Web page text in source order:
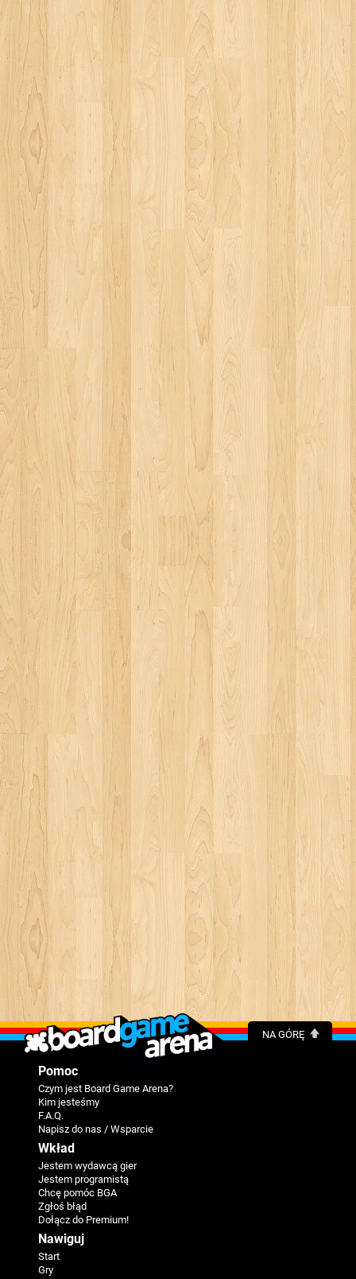
NA GÓRĘ
Pomoc
Czym jest Board Game Arena?
Kim jesteśmy
F.A.Q.
Napisz do nas / Wsparcie
Wkład
Jestem wydawcą gier
Jestem programistą
Chcę pomóc BGA
Zgłoś błąd
Dołącz do Premium!
Nawiguj
Start
Gry